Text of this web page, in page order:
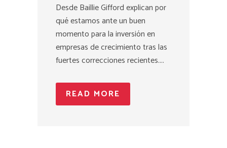
Desde Baillie Gifford explican por
qué estamos ante un buen
momento para la inversión en
empresas de crecimiento tras las
fuertes correcciones recientes....
READ MORE